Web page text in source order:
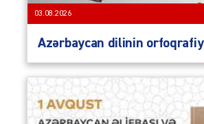
03.08.2026
Azərbaycan dilinin